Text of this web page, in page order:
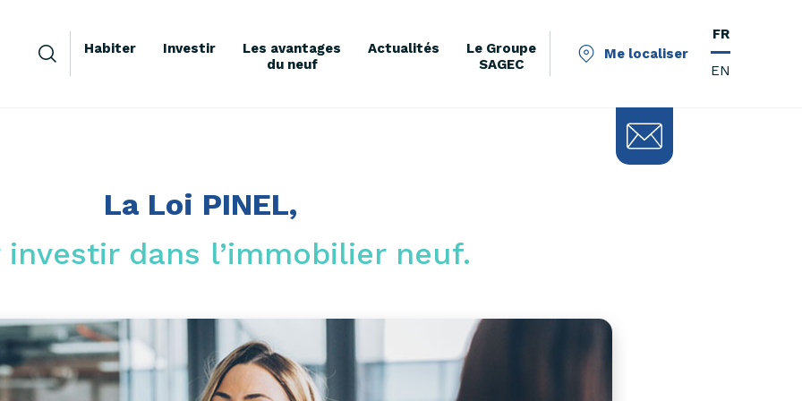
Habiter Investir
Les avantages
du neuf
Actualités
Le Groupe
SAGEC
Me localiser
FR
EN
La Loi PINEL,
dans l’immobilier neuf.